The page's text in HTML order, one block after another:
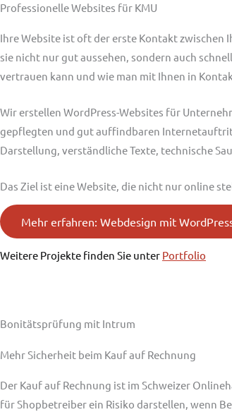
Professionelle Websites für KMU
Ihre Website ist oft der erste Kontakt zwischen
sie nicht nur gut aussehen, sondern auch
vertrauen kann und wie man mit Ihnen in
Wir erstellen WordPress-Websites für
gepflegten und gut auffindbaren
Darstellung, verständliche Texte, technische
Das Ziel ist eine Website, die nicht nur online
Mehr erfahren: Webdesign mit
Weitere Projekte finden Sie unter Portfolio
Bonitätsprüfung mit Intrum
Mehr Sicherheit beim Kauf auf Rechnung
Der Kauf auf Rechnung ist im Schweizer
für Shopbetreiber ein Risiko darstellen, wenn